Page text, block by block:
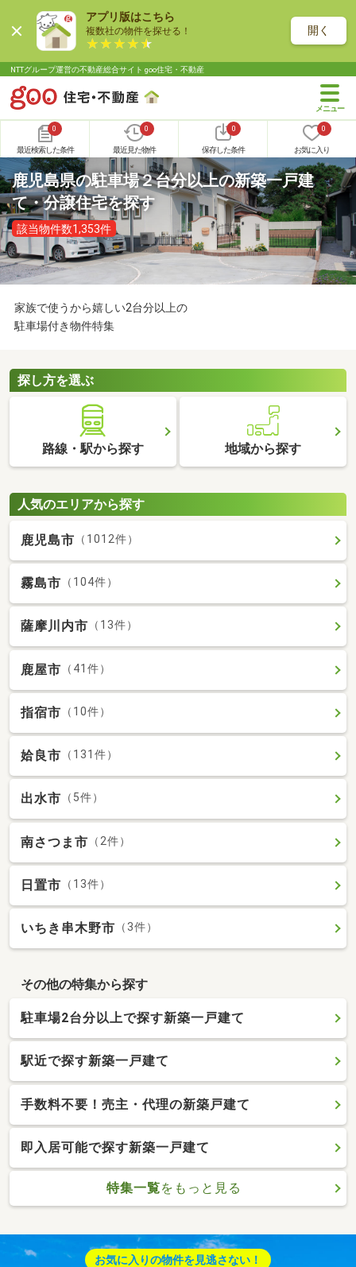
アプリ版はこちら
複数社の物件を探せる！ 開く
NTTグループ運営の不動産総合サイト goo住宅・不動産
0
最近検索した条件
0
最近見た物件
0
保存した条件
0
お気に入り
鹿児島県の駐車場２台分以上の新築一戸建
て・分譲住宅を探す
該当物件数1,353件
家族で使うから嬉しい2台分以上の
駐車場付き物件特集
探し方を選ぶ
路線・駅から探す 地域から探す
人気のエリアから探す
鹿児島市 （1012件）
霧島市 （104件）
薩摩川内市 （13件）
鹿屋市 （41件）
指宿市 （10件）
姶良市 （131件）
出水市 （5件）
南さつま市 （2件）
日置市 （13件）
いちき串木野市 （3件）
その他の特集から探す
駐車場2台分以上で探す新築一戸建て
駅近で探す新築一戸建て
手数料不要！売主・代理の新築戸建て
即入居可能で探す新築一戸建て
特集一覧をもっと見る
お気に入りの物件を見逃さない！